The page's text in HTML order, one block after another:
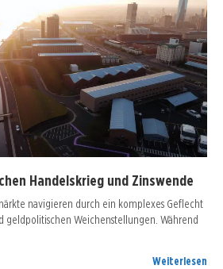
Handelskrieg und Zinswende
navigieren durch ein komplexes Geflecht
geldpolitischen Weichenstellungen. Während
Weiterlesen